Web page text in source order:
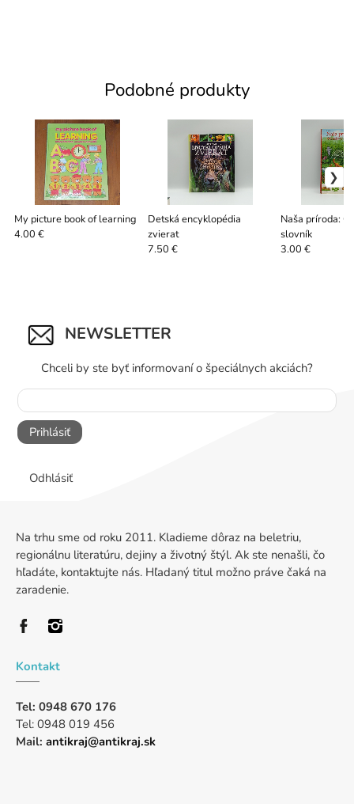
Podobné produkty
My picture book of learning
4.00 €
Detská encyklopédia
zvierat
7.50 €
Naša príroda:
slovník
3.00 €
NEWSLETTER
Chceli by ste byť informovaní o špeciálnych akciách?
Prihlásiť
Odhlásiť
Na trhu sme od roku 2011. Kladieme dôraz na beletriu,
regionálnu literatúru, dejiny a životný štýl. Ak ste nenašli, čo
hľadáte, kontaktujte nás. Hľadaný titul možno práve čaká na
zaradenie.
Kontakt
Tel: 0948 670 176
Tel: 0948 019 456
Mail: antikraj@antikraj.sk